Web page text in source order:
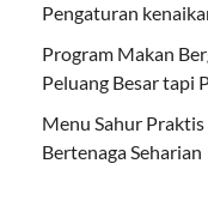
Pengaturan
Program Makan
Peluang Besar tapi
Menu Sahur Praktis
Bertenaga Seharian